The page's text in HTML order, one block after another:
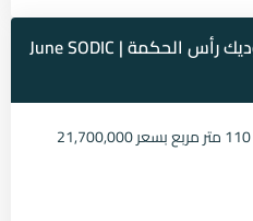
انواع وأسعار وحدات جون سوديك رأس الحكمة | June SODIC